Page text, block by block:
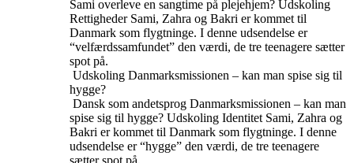
Sami overleve en sangtime på plejehjem? Udskoling
Rettigheder Sami, Zahra og Bakri er kommet til
Danmark som flygtninge. I denne udsendelse er
“velfærdssamfundet” den værdi, de tre teenagere sætter
spot på.
Udskoling Danmarksmissionen – kan man spise sig til
hygge?
Dansk som andetsprog Danmarksmissionen – kan man
spise sig til hygge? Udskoling Identitet Sami, Zahra og
Bakri er kommet til Danmark som flygtninge. I denne
udsendelse er “hygge” den værdi, de tre teenagere
sætter spot på.